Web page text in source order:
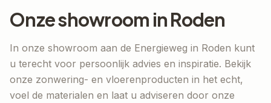
Onze showroom in Roden
In onze showroom aan de Energieweg in Roden kunt
u terecht voor persoonlijk advies en inspiratie. Bekijk
onze zonwering- en vloerenproducten in het echt,
voel de materialen en laat u adviseren door onze